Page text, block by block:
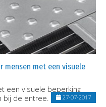
mensen met een visuele
een visuele beperking
de entree.
27-07-2017